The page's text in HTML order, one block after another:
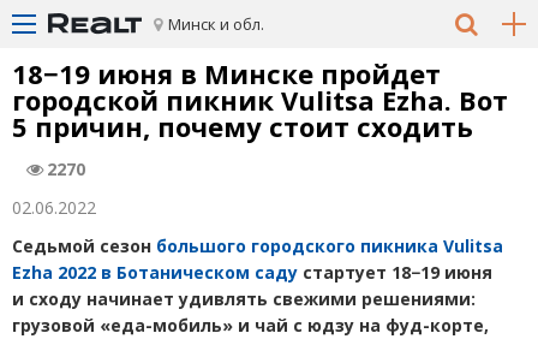
Минск и обл.
18−19 июня в Минске пройдет
городской пикник Vulitsa Ezha. Вот
5 причин, почему стоит сходить
2270
02.06.2022
Седьмой сезон большого городского пикника Vulitsa
Ezha 2022 в Ботаническом саду стартует 18−19 июня
и сходу начинает удивлять свежими решениями:
грузовой «еда-мобиль» и чай с юдзу на фуд-корте,